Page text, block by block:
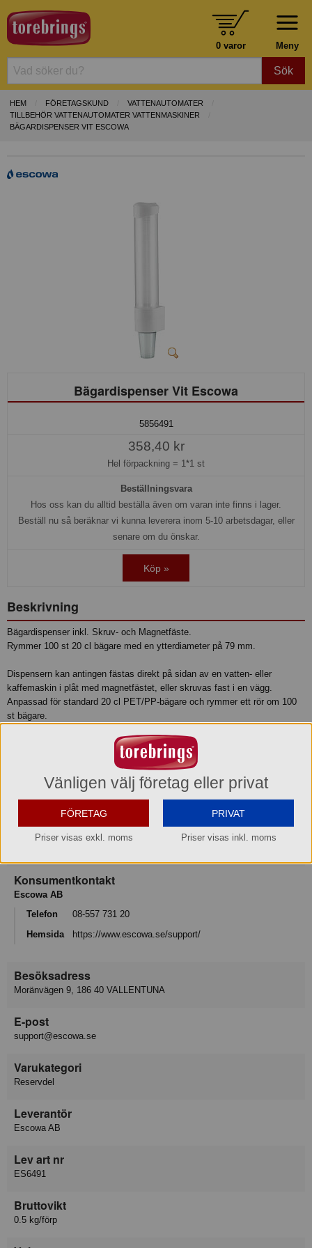
Meny
0 varor
Sök
HEM FÖRETAGSKUND
VATTENAUTOMATER
TILLBEHÖR VATTENAUTOMATER VATTENMASKINER
BÄGARDISPENSER VIT ESCOWA
Bägardispenser Vit Escowa
5856491
358,40 kr
Hel förpackning = 1*1 st
Beställningsvara
Hos oss kan du alltid beställa även om varan inte finns i lager.
Beställ nu så beräknar vi kunna leverera inom 5-10 arbetsdagar, eller
senare om du önskar.
Köp »
Beskrivning
Bägardispenser inkl. Skruv- och Magnetfäste.
Rymmer 100 st 20 cl bägare med en ytterdiameter på 79 mm.
Dispensern kan antingen fästas direkt på sidan av en vatten- eller
kaffemaskin i plåt med magnetfästet, eller skruvas fast i en vägg.
Anpassad för standard 20 cl PET/PP-bägare och rymmer ett rör om 100
st bägare.
Produktinformation
Relaterade sökord
Varumärke
Konsumentkontakt
Escowa AB
Telefon
08-557 731 20
Hemsida
https://www.escowa.se/support/
Besöksadress
Moränvägen 9, 186 40 VALLENTUNA
E-post
support@escowa.se
Varukategori
Reservdel
Leverantör
Escowa AB
Lev art nr
ES6491
Bruttovikt
0.5 kg/förp
Vänligen välj företag eller privat
FÖRETAG
Priser visas exkl. moms
PRIVAT
Priser visas inkl. moms